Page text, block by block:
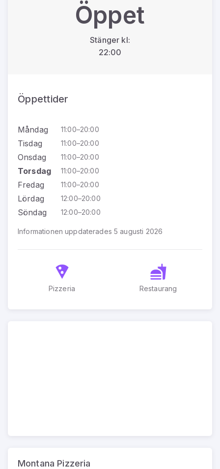
Öppet
Stänger kl:
22:00
Öppettider
Måndag 11:00–20:00
Tisdag 11:00–20:00
Onsdag 11:00–20:00
Torsdag 11:00–20:00
Fredag 11:00–20:00
Lördag 12:00–20:00
Söndag 12:00–20:00
Informationen uppdaterades 5 augusti 2026
Pizzeria Restaurang
Montana Pizzeria